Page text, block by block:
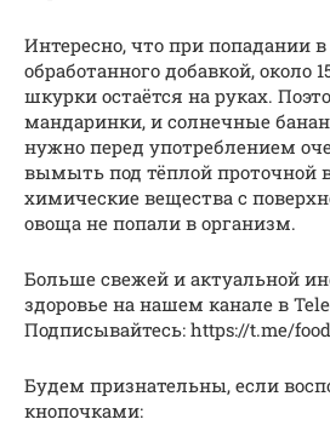
Интересно, что при попадании
обработанного добавкой, около
шкурки остаётся на руках.
мандаринки, и солнечные
нужно перед употреблением
вымыть под тёплой проточной
химические вещества с
овоща не попали в организм.
Больше свежей и актуальной
здоровье на нашем канале в
Подписывайтесь: https://t.me/
Будем признательны, если
кнопочками: